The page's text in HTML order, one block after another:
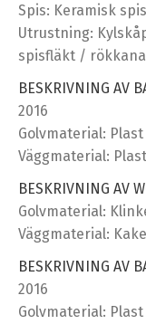
Spis: Keramisk spis
Utrustning:
spisfläkt /
BESKRIVNING AV
2016
Golvmaterial: Plast
Väggmaterial: Plast
BESKRIVNING AV
Golvmaterial:
Väggmaterial:
BESKRIVNING AV
2016
Golvmaterial: Plast